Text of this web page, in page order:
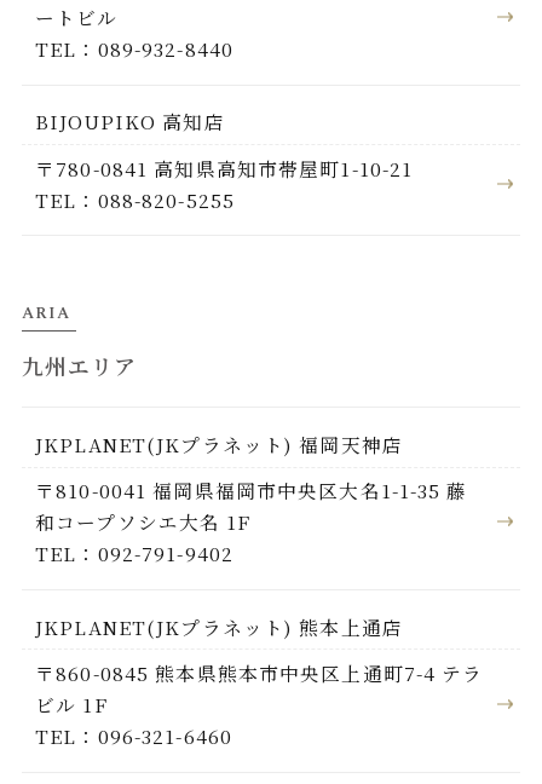
ートビル
TEL：089-932-8440
BIJOUPIKO 高知店
〒780-0841 高知県高知市帯屋町1-10-21
TEL：088-820-5255
ARIA
九州エリア
JKPLANET(JKプラネット) 福岡天神店
〒810-0041 福岡県福岡市中央区大名1-1-35 藤
和コープソシエ大名 1F
TEL：092-791-9402
JKPLANET(JKプラネット) 熊本上通店
〒860-0845 熊本県熊本市中央区上通町7-4 テラ
ビル 1F
TEL：096-321-6460